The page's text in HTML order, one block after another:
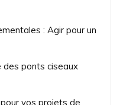
: Agir pour un
des ponts ciseaux
vos projets de